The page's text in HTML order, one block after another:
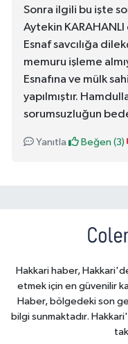
Sonra ilgili bu işte
Aytekin
Esnaf savcılığa
memuru işleme
Esnafına ve mülk
yapılmıştır.
sorumsuzluğun
Yanıtla Beğen (3)
Hakkari haber,
etmek için en güvenilir
Haber, bölgedeki son
bilgi sunmaktadır.